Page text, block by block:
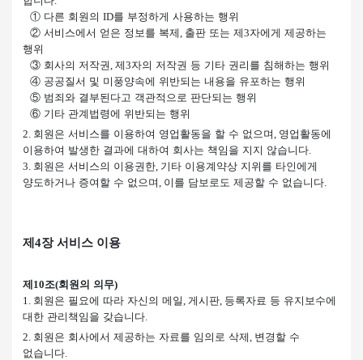
① 다른 회원의 ID를 부정하게 사용하는 행위
② 서비스에서 얻은 정보를 복제, 출판 또는 제3자에게 제공하는
행위
③ 회사의 저작권, 제3자의 저작권 등 기타 권리를 침해하는 행위
④ 공공질서 및 미풍양속에 위반되는 내용을 유포하는 행위
⑤ 범죄와 결부된다고 객관적으로 판단되는 행위
⑥ 기타 관계법령에 위반되는 행위
2. 회원은 서비스를 이용하여 영업활동을 할 수 없으며, 영업활동에
이용하여 발생한 결과에 대하여 회사는 책임을 지지 않습니다.
3. 회원은 서비스의 이용권한, 기타 이용계약상 지위를 타인에게
양도하거나 증여할 수 없으며, 이를 담보로도 제공할 수 없습니다.
제 4장 서비스 이용
제 10조(회원의 의무)
1. 회원은 필요에 따라 자신의 메일 게시판, 등록자료 등 유지보수에
대한 관리책임을 갖습니다.
2. 회원은 회사에서 제공하는 자료를 임의로 삭제, 변경할 수
없습니다.